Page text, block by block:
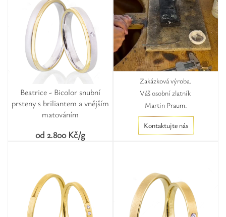
Beatrice - Bicolor snubní
prsteny s briliantem a vnějším
matováním
od 2.800 Kč/g
Zakázková výroba.
Váš osobní zlatník
Martin Praum.
Kontaktujte nás